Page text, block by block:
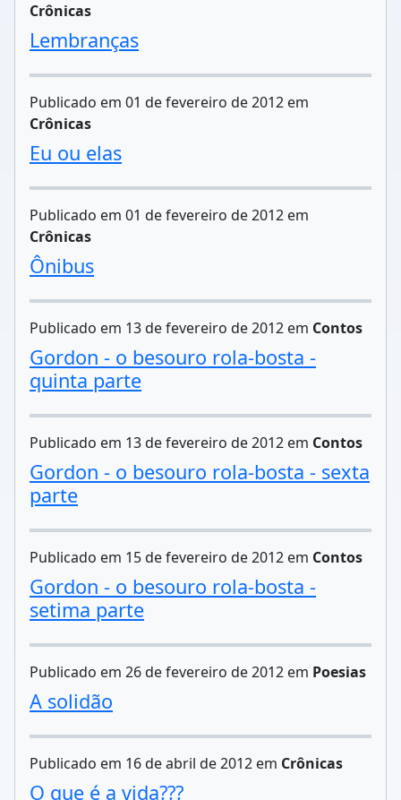
Crônicas
Lembranças
Publicado em 01 de fevereiro de 2012 em
Crônicas
Eu ou elas
Publicado em 01 de fevereiro de 2012 em
Crônicas
Ônibus
Publicado em 13 de fevereiro de 2012 em Contos
Gordon - o besouro rola-bosta -
quinta parte
Publicado em 13 de fevereiro de 2012 em Contos
Gordon - o besouro rola-bosta - sexta
parte
Publicado em 15 de fevereiro de 2012 em Contos
Gordon - o besouro rola-bosta -
setima parte
Publicado em 26 de fevereiro de 2012 em Poesias
A solidão
Publicado em 16 de abril de 2012 em Crônicas
O que é a vida???